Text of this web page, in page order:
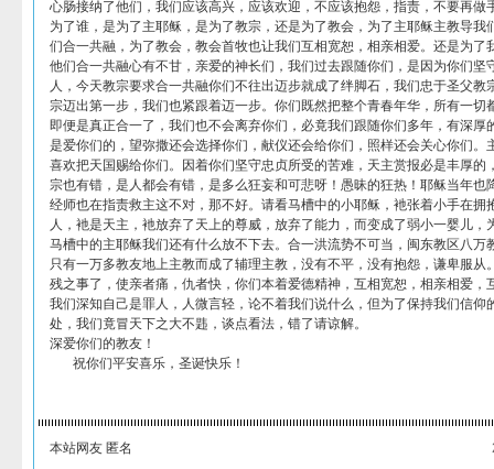
心肠接纳了他们，我们应该高兴，应该欢迎，不应该抱怨，指责，不要再做
为了谁，是为了主耶稣，是为了教宗，还是为了教会，为了主耶稣主教导我
们合一共融，为了教会，教会首牧也让我们互相宽恕，相亲相爱。还是为了
他们合一共融心有不甘，亲爱的神长们，我们过去跟随你们，是因为你们坚
人，今天教宗要求合一共融你们不往出迈步就成了绊脚石，我们忠于圣父教
宗迈出第一步，我们也紧跟着迈一步。你们既然把整个青春年华，所有一切
即便是真正合一了，我们也不会离弃你们，必竟我们跟随你们多年，有深厚
是爱你们的，望弥撒还会选择你们，献仪还会给你们，照样还会关心你们。
喜欢把天国赐给你们。因着你们坚守忠贞所受的苦难，天主赏报必是丰厚的
宗也有错，是人都会有错，是多么狂妄和可悲呀！愚昧的狂热！耶稣当年也
经师也在指责救主这不对，那不好。请看马槽中的小耶稣，衪张着小手在拥
人，衪是天主，衪放弃了天上的尊威，放弃了能力，而变成了弱小一婴儿，
马槽中的主耶稣我们还有什么放不下去。合一洪流势不可当，闽东教区八万
只有一万多教友地上主教而成了辅理主教，没有不平，没有抱怨，谦卑服从
残之事了，使亲者痛，仇者快，你们本着爱德精神，互相宽恕，相亲相爱，
我们深知自己是罪人，人微言轻，论不着我们说什么，但为了保持我们信仰
处，我们竟冒天下之大不韪，谈点看法，错了请谅解。
深爱你们的教友！
祝你们平安喜乐，圣诞快乐！
本站网友 匿名